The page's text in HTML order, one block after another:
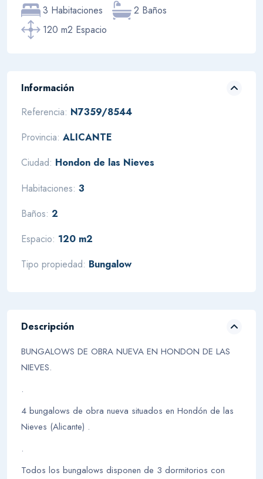
3 Habitaciones
2 Baños
120 m2 Espacio
Información
Referencia: N7359/8544
Provincia: ALICANTE
Ciudad: Hondon de las Nieves
Habitaciones: 3
Baños: 2
Espacio: 120 m2
Tipo propiedad: Bungalow
Descripción
BUNGALOWS DE OBRA NUEVA EN HONDON DE LAS
NIEVES.
.
4 bungalows de obra nueva situados en Hondón de las
Nieves (Alicante) .
.
Todos los bungalows disponen de 3 dormitorios con